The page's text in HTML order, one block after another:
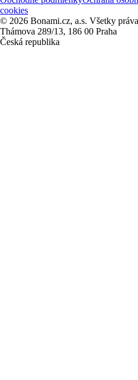
cookies
© 2026 Bonami.cz, a.s. Všetky
Thámova 289/13, 186 00 Praha
Česká republika